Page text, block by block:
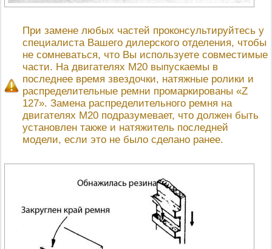
При замене любых частей проконсультируйтесь у
специалиста Вашего дилерского отделения, чтобы
не сомневаться, что Вы используете совместимые
части. На двигателях М20 выпускаемы в
последнее время звездочки, натяжные ролики и
распределительные ремни промаркированы «Z
127». Замена распределительного ремня на
двигателях М20 подразумевает, что должен быть
установлен также и натяжитель последней
модели, если это не было сделано ранее.